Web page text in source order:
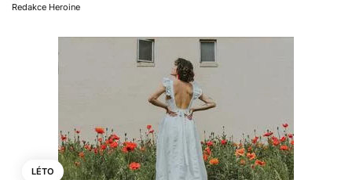
Redakce Heroine
LÉTO